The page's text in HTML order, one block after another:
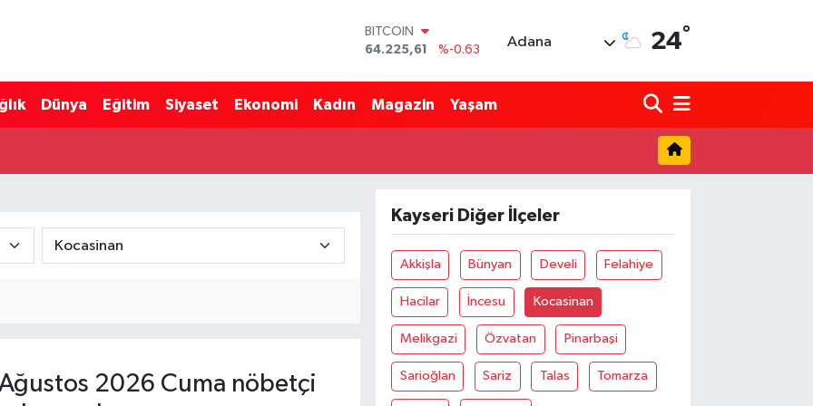
BITCOIN
64.225,61
%-0.63
EURO
GRAM ALTIN
BİST100
13.799
%70
Adana 24°
Dünya Eğitim Siyaset Ekonomi Kadın Magazin Yaşam
2026 Cuma nöbetçi
Kayseri Diğer İlçeler
Akkişla Bünyan Develi Felahiye
Hacilar İncesu Kocasinan
Melikgazi Özvatan Pinarbaşi
Sarioğlan Sariz Talas Tomarza